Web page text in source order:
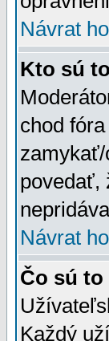
Návrat
Kto sú
chod
povedať,
Návrat
Čo sú
Každý